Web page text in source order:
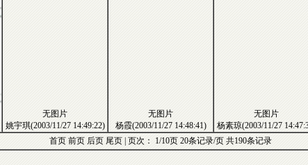
无图片
姚宇琪(2003/11/27 14:49:22)
无图片
杨霞(2003/11/27 14:48:41)
无图片
杨素琼(2003/11/27
首页 前页 后页 尾页 | 页次： 1/10页 20条记录/页 共190条记录